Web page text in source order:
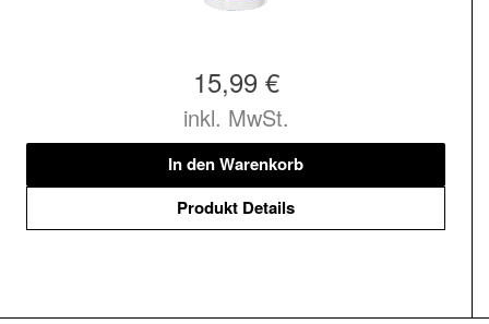
15,99 €
inkl. MwSt.
In den Warenkorb
Produkt Details